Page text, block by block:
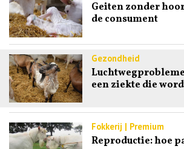
Geiten zonder
de consument
Gezondheid
een ziekte die
Fokkerij | Premium
Reproductie: hoe